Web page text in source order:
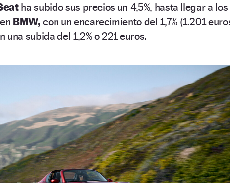
ha subido sus precios un 4,5%, hasta llegar a los
BMW,con un encarecimiento del 1,7% (1.201
una subida del 1,2% o 221 euros.